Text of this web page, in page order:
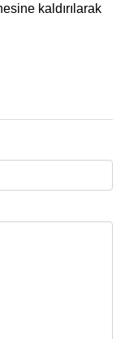
kaldırılarak